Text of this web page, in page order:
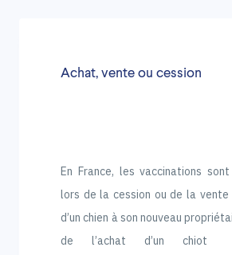
Achat, vente ou cession
En France, les vaccinations
lors de la cession ou de la vente
d’un chien à son nouveau
de l’achat d’un